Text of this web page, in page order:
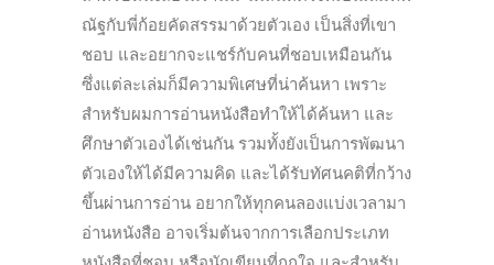
ณัฐกับพี่ก้อยคัดสรรมาด้วยตัวเอง เป็นสิ่งที่เขา
ชอบ และอยากจะแชร์กับคนที่ชอบเหมือนกัน
ซึ่งแต่ละเล่มก็มีความพิเศษที่น่าค้นหา เพราะ
สำหรับผมการอ่านหนังสือทำให้ได้ค้นหา และ
ศึกษาตัวเองได้เช่นกัน รวมทั้งยังเป็นการพัฒนา
ตัวเองให้ได้มีความคิด และได้รับทัศนคติที่กว้าง
ขึ้นผ่านการอ่าน อยากให้ทุกคนลองแบ่งเวลามา
อ่านหนังสือ อาจเริ่มต้นจากการเลือกประเภท